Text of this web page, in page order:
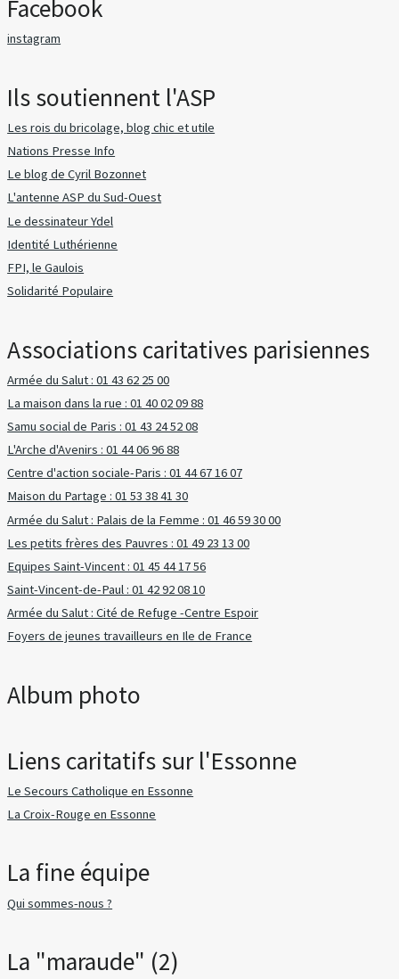
Facebook
instagram
Ils soutiennent l'ASP
Les rois du bricolage, blog chic et utile
Nations Presse Info
Le blog de Cyril Bozonnet
L'antenne ASP du Sud-Ouest
Le dessinateur Ydel
Identité Luthérienne
FPI, le Gaulois
Solidarité Populaire
Associations caritatives parisiennes
Armée du Salut : 01 43 62 25 00
La maison dans la rue : 01 40 02 09 88
Samu social de Paris : 01 43 24 52 08
L'Arche d'Avenirs : 01 44 06 96 88
Centre d'action sociale-Paris : 01 44 67 16 07
Maison du Partage : 01 53 38 41 30
Armée du Salut : Palais de la Femme : 01 46 59 30 00
Les petits frères des Pauvres : 01 49 23 13 00
Equipes Saint-Vincent : 01 45 44 17 56
Saint-Vincent-de-Paul : 01 42 92 08 10
Armée du Salut : Cité de Refuge -Centre Espoir
Foyers de jeunes travailleurs en Ile de France
Album photo
Liens caritatifs sur l'Essonne
Le Secours Catholique en Essonne
La Croix-Rouge en Essonne
La fine équipe
Qui sommes-nous ?
La "maraude" (2)